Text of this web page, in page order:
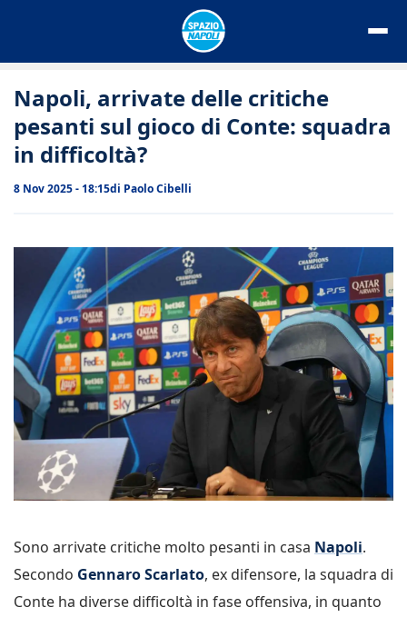
Napoli, arrivate delle critiche
pesanti sul gioco di Conte: squadra
in difficoltà?
8 Nov 2025 - 18:15di Paolo Cibelli
Sono arrivate critiche molto pesanti in casa Napoli.
Secondo Gennaro Scarlato, ex difensore, la squadra di
Conte ha diverse difficoltà in fase offensiva, in quanto